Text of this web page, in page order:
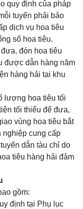
quy định của pháp
tuyến phải bảo
dịch vụ hoa tiêu
số hoa tiêu.
đón hoa tiêu
được dẫn hàng năm
hàng hải tại khu
lượng hoa tiêu tối
tối thiểu để đưa,
vùng hoa tiêu bắt
nghiệp cung cấp
dẫn tàu chỉ do
tiêu hàng hải đảm
gồm:
định tại Phụ lục